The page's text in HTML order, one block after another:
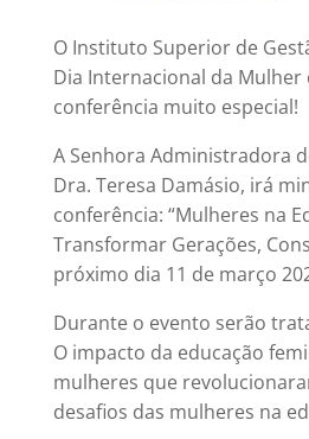
O Instituto Superior de
Dia Internacional da Mulher
conferência muito especial!
A Senhora Administradora
Dra. Teresa Damásio, irá
conferência: “Mulheres na
Transformar Gerações,
próximo dia 11 de março
Durante o evento serão
O impacto da educação
mulheres que
desafios das mulheres na